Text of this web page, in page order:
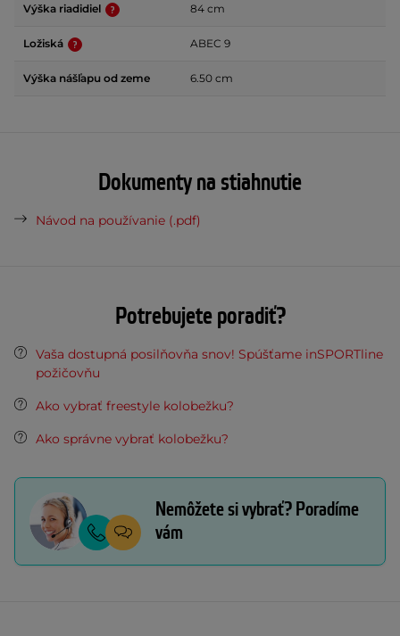
Výška riadidiel 84 cm
Ložiská ABEC 9
Výška nášľapu od zeme 6.50 cm
Dokumenty na stiahnutie
Návod na používanie (.pdf)
Potrebujete poradiť?
Vaša dostupná posilňovňa snov! Spúšťame inSPORTline
požičovňu
Ako vybrať freestyle kolobežku?
Ako správne vybrať kolobežku?
Nemôžete si vybrať? Poradíme
vám